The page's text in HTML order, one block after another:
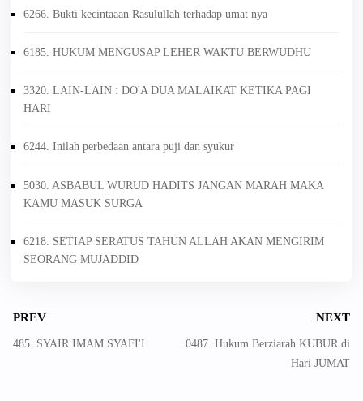
6266. Bukti kecintaaan Rasulullah terhadap umat nya
6185. HUKUM MENGUSAP LEHER WAKTU BERWUDHU
3320. LAIN-LAIN : DO'A DUA MALAIKAT KETIKA PAGI
HARI
6244. Inilah perbedaan antara puji dan syukur
5030. ASBABUL WURUD HADITS JANGAN MARAH MAKA
KAMU MASUK SURGA
6218. SETIAP SERATUS TAHUN ALLAH AKAN MENGIRIM
SEORANG MUJADDID
PREV
485. SYAIR IMAM SYAFI'I
NEXT
0487. Hukum Berziarah KUBUR di
Hari JUMAT